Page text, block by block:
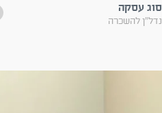
סוג עסקה
נדל"ן להשכרה